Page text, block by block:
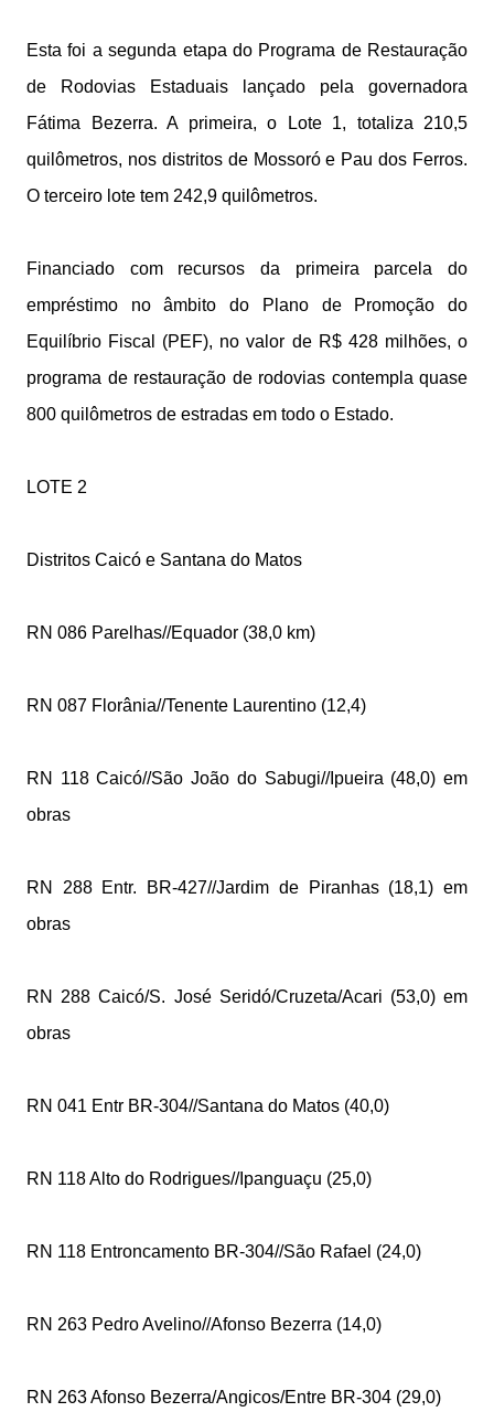
Esta foi a segunda etapa do Programa de Restauração
de Rodovias Estaduais lançado pela governadora
Fátima Bezerra. A primeira, o Lote 1, totaliza 210,5
quilômetros, nos distritos de Mossoró e Pau dos Ferros.
O terceiro lote tem 242,9 quilômetros.
Financiado com recursos da primeira parcela do
empréstimo no âmbito do Plano de Promoção do
Equilíbrio Fiscal (PEF), no valor de R$ 428 milhões, o
programa de restauração de rodovias contempla quase
800 quilômetros de estradas em todo o Estado.
LOTE 2
Distritos Caicó e Santana do Matos
RN 086 Parelhas//Equador (38,0 km)
RN 087 Florânia//Tenente Laurentino (12,4)
RN 118 Caicó//São João do Sabugi//Ipueira (48,0) em
obras
RN 288 Entr. BR-427//Jardim de Piranhas (18,1) em
obras
RN 288 Caicó/S. José Seridó/Cruzeta/Acari (53,0) em
obras
RN 041 Entr BR-304//Santana do Matos (40,0)
RN 118 Alto do Rodrigues//Ipanguaçu (25,0)
RN 118 Entroncamento BR-304//São Rafael (24,0)
RN 263 Pedro Avelino//Afonso Bezerra (14,0)
RN 263 Afonso Bezerra/Angicos/Entre BR-304 (29,0)